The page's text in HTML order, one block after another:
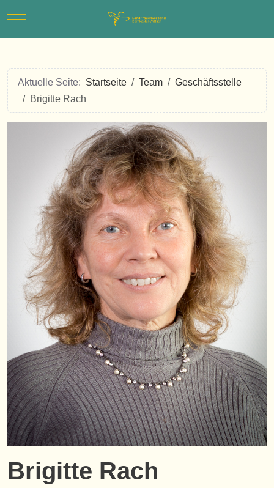
Mobile Menu Toggle
Aktuelle Seite: Startseite Team
Geschäftsstelle
Brigitte Rach
Brigitte Rach